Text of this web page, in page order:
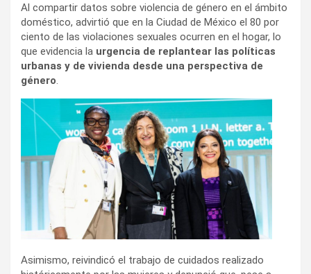
Al compartir datos sobre violencia de género en el ámbito
doméstico, advirtió que en la Ciudad de México el 80 por
ciento de las violaciones sexuales ocurren en el hogar, lo
que evidencia la urgencia de replantear las políticas
urbanas y de vivienda desde una perspectiva de
género.
Asimismo, reivindicó el trabajo de cuidados realizado